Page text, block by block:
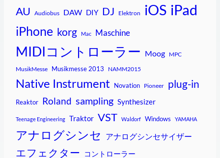
AU Audiobus DAW DIY DJ Elektron iOS iPad
iPhone korg Mac Maschine
MIDIコントローラー Moog MPC
MusikMesse Musikmesse 2013 NAMM2015
Native Instrument Novation Pioneer plug-in
Reaktor Roland sampling Synthesizer
Teenage Engineering Traktor VST Waldorf Windows YAMAHA
アナログシンセ アナログシンセサイザー
エフェクター コントローラー